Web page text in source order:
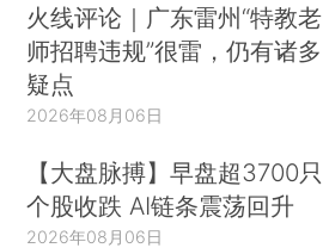
火线评论｜广东雷州“特教老
师招聘违规”很雷，仍有诸多
疑点
2026年08月06日
【大盘脉搏】早盘超3700只
个股收跌 AI链条震荡回升
2026年08月06日